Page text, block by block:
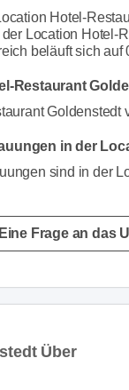
Hotel-
Location Hotel-
beläuft sich auf
Restaurant
Goldenstedt
in der
sind in der
Eine Frage an das
Über